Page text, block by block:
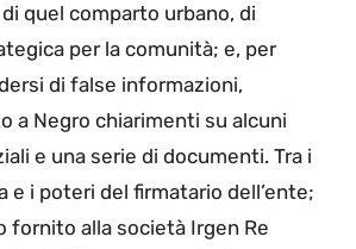
quel comparto urbano, di
per la comunità; e, per
di false informazioni,
a Negro chiarimenti su alcuni
e una serie di documenti. Tra i
e i poteri del firmatario dell’ente;
fornito alla società Irgen Re